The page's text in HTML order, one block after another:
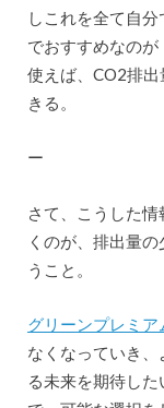
しこれを全て自
でおすすめなのが
使えば、CO2排
きる。
ー
さて、こうした
くのが、排出量
うこと。
グリーンプレミア
なくなっていき
る未来を期待し